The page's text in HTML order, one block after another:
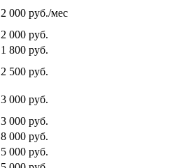
2 000 руб./мес
2 000 руб.
1 800 руб.
2 500 руб.
3 000 руб.
3 000 руб.
8 000 руб.
5 000 руб.